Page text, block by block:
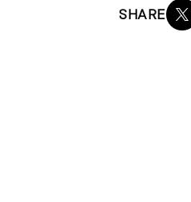
SHARE